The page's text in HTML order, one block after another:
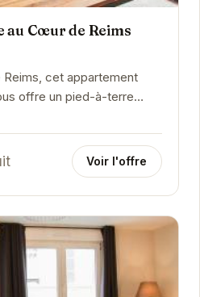
au Cœur de Reims
cet appartement
offre un pied-à-terre
À proximité des...
Voir l'offre